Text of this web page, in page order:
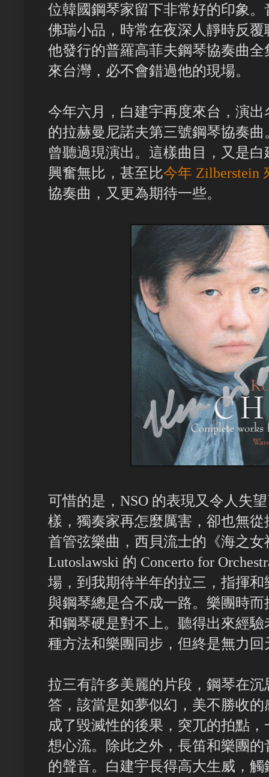
位韓國鋼琴家留下非常好的印象
佛瑞小品，時常在夜深人靜時反
他發行的普羅高菲夫鋼琴協奏曲
來台灣，必不會錯過他的現場。
今年六月，白建宇再度來台，演
的拉赫曼尼諾夫第三號鋼琴協奏
曾聽過現演出。這樣曲目，又是
興奮無比，甚至比今年 Zilberstein
協奏曲，又更為期待一些。
可惜的是，NSO 的表現又令人失
樣，獨奏家再怎麼厲害，卻也無
首管弦樂曲，西貝流士的《海之
Lutoslawski 的 Concerto for
場，到我期待半年的拉三，指揮
與鋼琴總是合不成一路。樂團時
和鋼琴硬是對不上。聽得出來經
種方法和樂團同步，但終是無力回
拉三有許多美麗的片段，鋼琴在
答，該當是如夢似幻，美不勝收
成了毀滅性的後果，突兀的拍點
想心流。除此之外，長笛和樂團
的聲音。白建宇長得高大生威，